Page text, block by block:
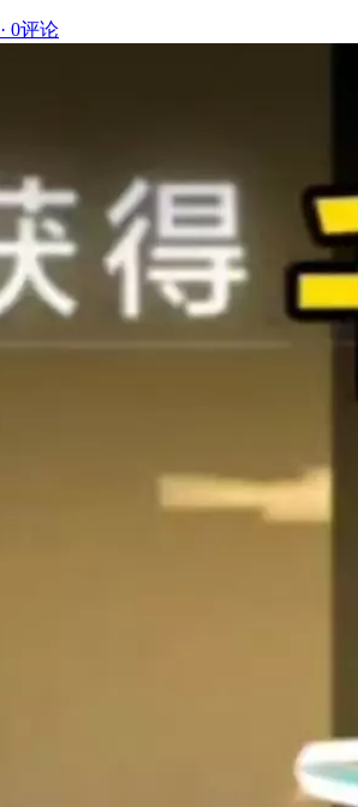
· 0评论